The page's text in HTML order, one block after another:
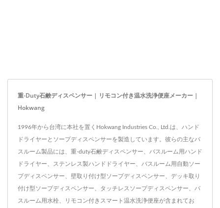
重-Duty石鹸ディスペンサー | リモコン付き温水洗浄便座メーカー |
Hokwang
1996年から台湾に本社を置くHokwang Industries Co., Ltd.は、ハンド
ドライヤーとソープディスペンサーを製造しています。彼らの主なバ
スルーム製品には、重-duty石鹸ディスペンサー、バスルーム用ハンド
ドライヤー、ステンレス製ハンドドライヤー、バスルーム用自動ソー
プディスペンサー、壁取り付け型ソープディスペンサー、デッキ取り
付け型ソープディスペンサー、タッチレスソープディスペンサー、バ
スルーム用水栓、リモコン付きスマート温水洗浄便座が含まれてお